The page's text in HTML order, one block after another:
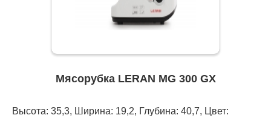
Мясорубка LERAN MG 300 GX
Высота: 35,3, Ширина: 19,2, Глубина: 40,7, Цвет: